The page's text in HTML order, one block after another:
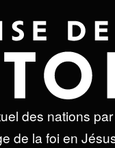
des nations
de la foi en